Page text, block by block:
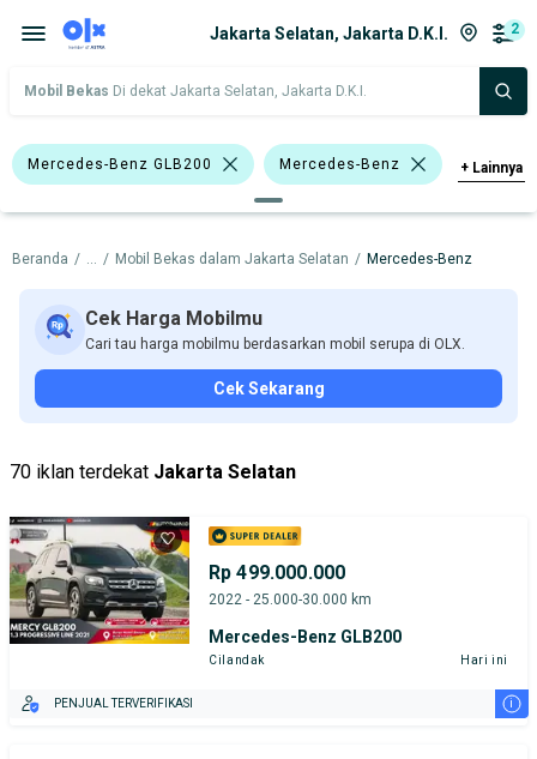
Jakarta Selatan, Jakarta D.K.I. 2
Mobil Bekas Di dekat Jakarta Selatan, Jakarta D.K.I.
Mercedes-Benz GLB200 Mercedes-Benz
Harga Merek Dan Model Tahun
Tipe Bodi Tipe Membership
+ Lainnya
Beranda / ... / Mobil Bekas dalam Jakarta Selatan / Mercedes-Benz
Cek Harga Mobilmu
Cari tau harga mobilmu berdasarkan mobil serupa di OLX.
Cek Sekarang
70 iklan terdekat Jakarta Selatan
Rp 499.000.000
2022 - 25.000-30.000 km
Mercedes-Benz GLB200
Cilandak Hari ini
PENJUAL TERVERIFIKASI i